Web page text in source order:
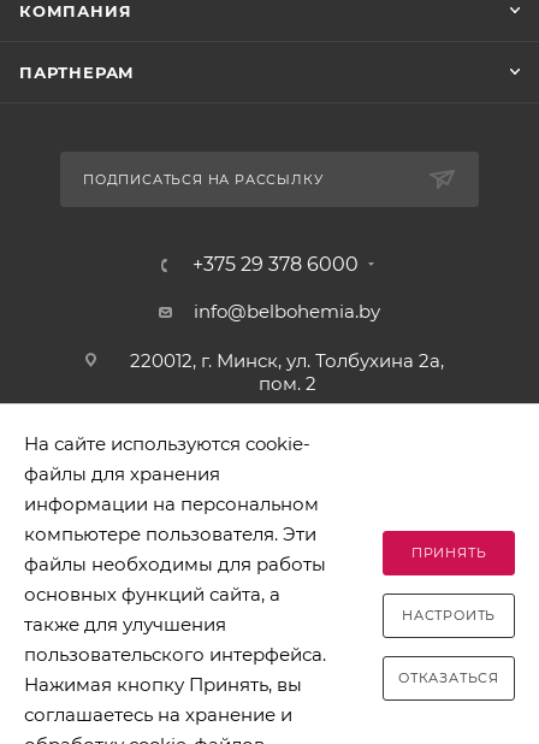
КОМПАНИЯ
ПАРТНЕРАМ
ПОДПИСАТЬСЯ НА РАССЫЛКУ
+375 29 378 6000
info@belbohemia.by
220012, г. Минск, ул. Толбухина 2а,
пом. 2
2026 © БЕЛБОГЕМИЯ (c). Оптовая торговля посудой и
хозяйственными товарами. Адрес: 220012, г. Минск, ул.
Толбухина 2а, пом. 2, телефон 8-017-378-60-00
На сайте используются cookie-
файлы для хранения
информации на персональном
компьютере пользователя. Эти
файлы необходимы для работы
основных функций сайта, а
также для улучшения
пользовательского интерфейса.
Нажимая кнопку Принять, вы
соглашаетесь на хранение и
ПРИНЯТЬ
НАСТРОИТЬ
ОТКАЗАТЬСЯ